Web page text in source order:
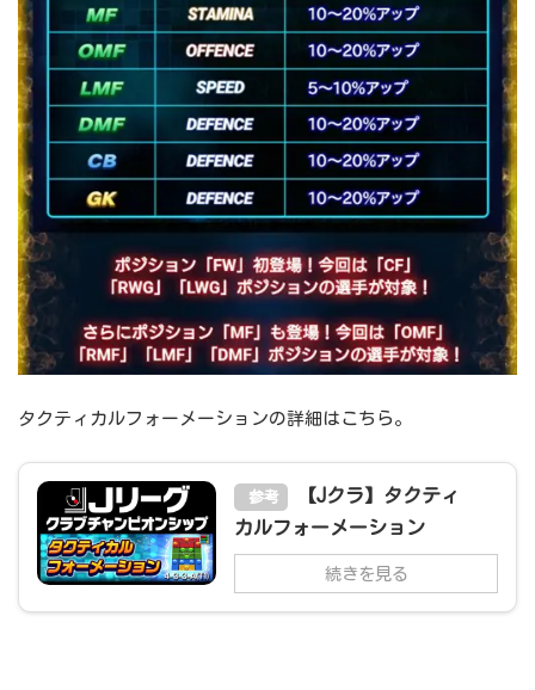
タクティカルフォーメーションの詳細はこちら。
参考
【Jクラ】タクティ
カルフォーメーション
続きを見る